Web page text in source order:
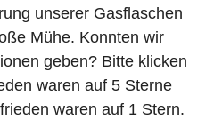
unserer Gasflaschen
Mühe. Konnten wir
geben? Bitte klicken
waren auf 5 Sterne
waren auf 1 Stern.